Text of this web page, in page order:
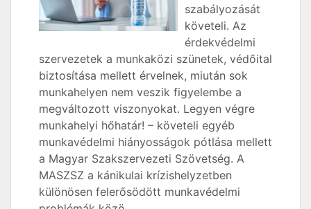
szabályozását
követeli. Az
érdekvédelmi
szervezetek a munkaközi szünetek, védőital
biztosítása mellett érvelnek, miután sok
munkahelyen nem veszik figyelembe a
megváltozott viszonyokat. Legyen végre
munkahelyi hőhatár! – követeli egyéb
munkavédelmi hiányosságok pótlása mellett
a Magyar Szakszervezeti Szövetség. A
MASZSZ a kánikulai krízishelyzetben
különösen felerősödött munkavédelmi